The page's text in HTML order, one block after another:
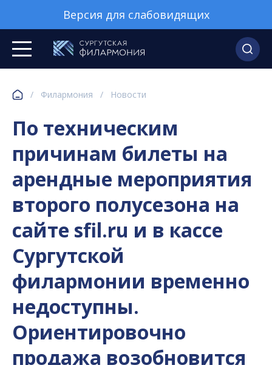
Версия для слабовидящих
/ Филармония / Новости
По техническим
причинам билеты на
арендные мероприятия
второго полусезона на
сайте sfil.ru и в кассе
Сургутской
филармонии временно
недоступны.
Ориентировочно
продажа возобновится